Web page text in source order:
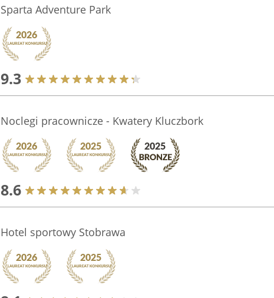
Sparta Adventure Park
9.3
Noclegi pracownicze - Kwatery Kluczbork
8.6
Hotel sportowy Stobrawa